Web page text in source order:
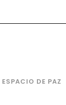
ESPACIO DE PAZ